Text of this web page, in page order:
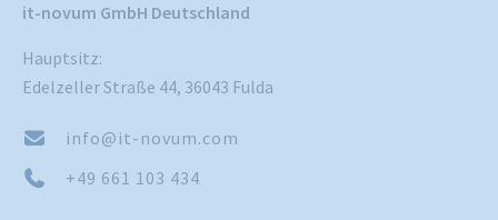
it-novum GmbH Deutschland
Hauptsitz:
Edelzeller Straße 44, 36043 Fulda
info@it-novum.com
+49 661 103 434